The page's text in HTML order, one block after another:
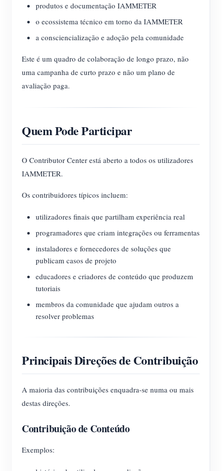
produtos e documentação IAMMETER
o ecossistema técnico em torno da IAMMETER
a consciencialização e adoção pela comunidade
Este é um quadro de colaboração de longo prazo, não
uma campanha de curto prazo e não um plano de
avaliação paga.
Quem Pode Participar
O Contributor Center está aberto a todos os utilizadores
IAMMETER.
Os contribuidores típicos incluem:
utilizadores finais que partilham experiência real
programadores que criam integrações ou ferramentas
instaladores e fornecedores de soluções que
publicam casos de projeto
educadores e criadores de conteúdo que produzem
tutoriais
membros da comunidade que ajudam outros a
resolver problemas
Principais Direções de Contribuição
A maioria das contribuições enquadra-se numa ou mais
destas direções.
Contribuição de Conteúdo
Exemplos: